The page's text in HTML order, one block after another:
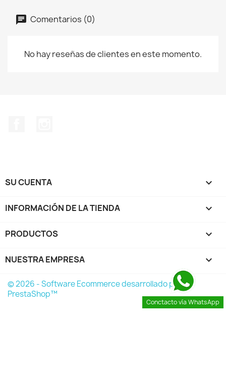
Comentarios (0)
No hay reseñas de clientes en este momento.
SU CUENTA 
INFORMACIÓN DE LA TIENDA keyboard_arrow_down
PRODUCTOS 
NUESTRA EMPRESA 
© 2026 - Software Ecommerce desarrollado por
PrestaShop™
Conctacto vía WhatsApp